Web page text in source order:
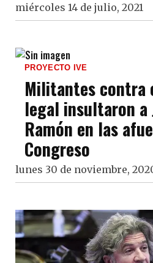
miércoles 14 de julio, 2021
PROYECTO IVE
Militantes contra
legal insultaron a
Ramón en las
Congreso
lunes 30 de noviembre,